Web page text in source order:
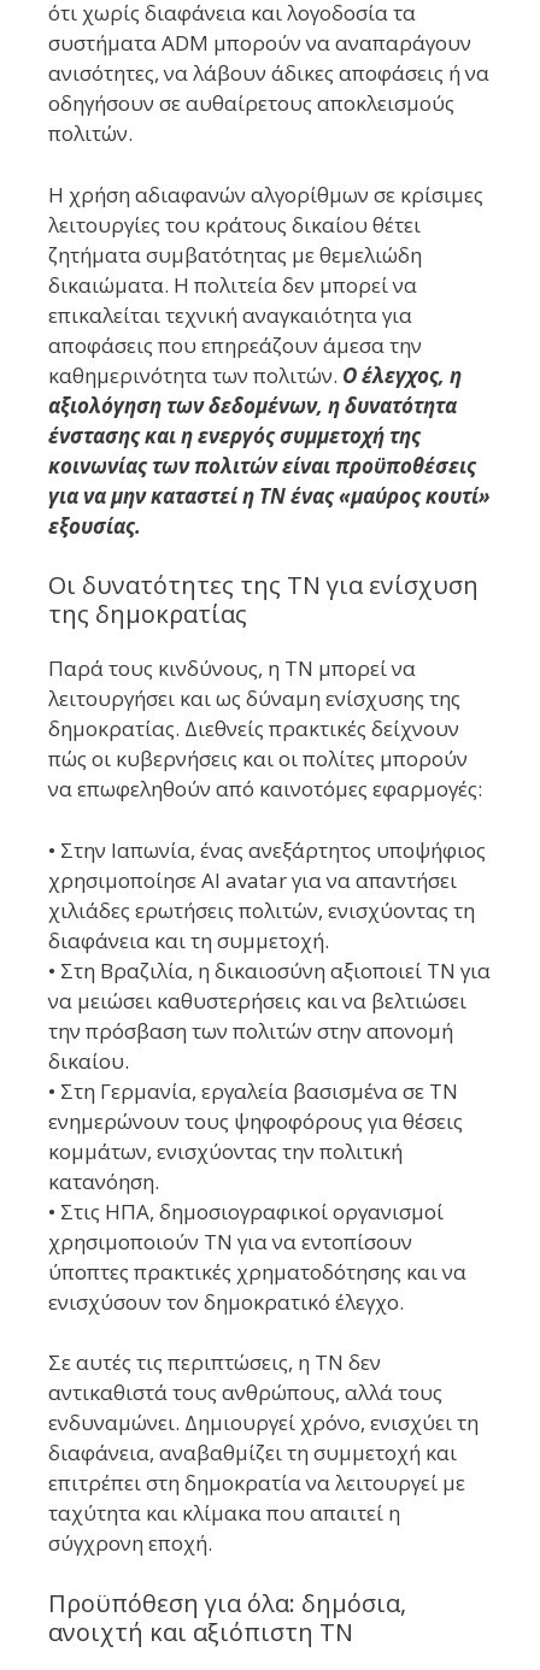
ότι χωρίς διαφάνεια και λογοδοσία τα
συστήματα ADM μπορούν να αναπαράγουν
ανισότητες, να λάβουν άδικες αποφάσεις ή να
οδηγήσουν σε αυθαίρετους αποκλεισμούς
πολιτών.
Η χρήση αδιαφανών αλγορίθμων σε κρίσιμες
λειτουργίες του κράτους δικαίου θέτει
ζητήματα συμβατότητας με θεμελιώδη
δικαιώματα. Η πολιτεία δεν μπορεί να
επικαλείται τεχνική αναγκαιότητα για
αποφάσεις που επηρεάζουν άμεσα την
καθημερινότητα των πολιτών. Ο έλεγχος, η
αξιολόγηση των δεδομένων, η δυνατότητα
ένστασης και η ενεργός συμμετοχή της
κοινωνίας των πολιτών είναι προϋποθέσεις
για να μην καταστεί η ΤΝ ένας «μαύρος κουτί»
εξουσίας.
Οι δυνατότητες της ΤΝ για ενίσχυση
της δημοκρατίας
Παρά τους κινδύνους, η ΤΝ μπορεί να
λειτουργήσει και ως δύναμη ενίσχυσης της
δημοκρατίας. Διεθνείς πρακτικές δείχνουν
πώς οι κυβερνήσεις και οι πολίτες μπορούν
να επωφεληθούν από καινοτόμες εφαρμογές:
• Στην Ιαπωνία, ένας ανεξάρτητος υποψήφιος
χρησιμοποίησε AI avatar για να απαντήσει
χιλιάδες ερωτήσεις πολιτών, ενισχύοντας τη
διαφάνεια και τη συμμετοχή.
• Στη Βραζιλία, η δικαιοσύνη αξιοποιεί ΤΝ για
να μειώσει καθυστερήσεις και να βελτιώσει
την πρόσβαση των πολιτών στην απονομή
δικαίου.
• Στη Γερμανία, εργαλεία βασισμένα σε ΤΝ
ενημερώνουν τους ψηφοφόρους για θέσεις
κομμάτων, ενισχύοντας την πολιτική
κατανόηση.
• Στις ΗΠΑ, δημοσιογραφικοί οργανισμοί
χρησιμοποιούν ΤΝ για να εντοπίσουν
ύποπτες πρακτικές χρηματοδότησης και να
ενισχύσουν τον δημοκρατικό έλεγχο.
Σε αυτές τις περιπτώσεις, η ΤΝ δεν
αντικαθιστά τους ανθρώπους, αλλά τους
ενδυναμώνει. Δημιουργεί χρόνο, ενισχύει τη
διαφάνεια, αναβαθμίζει τη συμμετοχή και
επιτρέπει στη δημοκρατία να λειτουργεί με
ταχύτητα και κλίμακα που απαιτεί η
σύγχρονη εποχή.
Προϋπόθεση για όλα: δημόσια,
ανοιχτή και αξιόπιστη ΤΝ